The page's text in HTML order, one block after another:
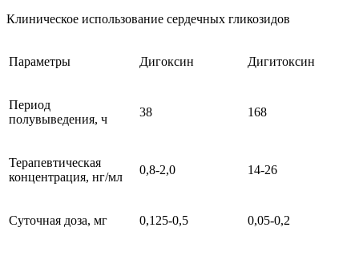
Клиническое использование сердечных гликозидов
Параметры Дигоксин Дигитоксин
Период
полувыведения, ч
38 168
Терапевтическая
концентрация, нг/мл
0,8-2,0 14-26
Суточная доза, мг 0,125-0,5 0,05-0,2